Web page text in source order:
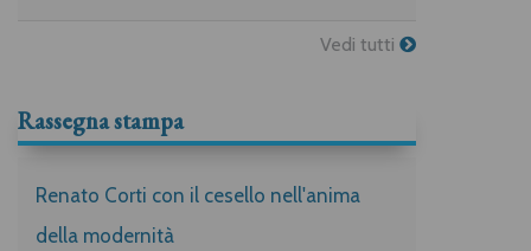
Vedi tutti
Rassegna stampa
Renato Corti con il cesello nell'anima
della modernità